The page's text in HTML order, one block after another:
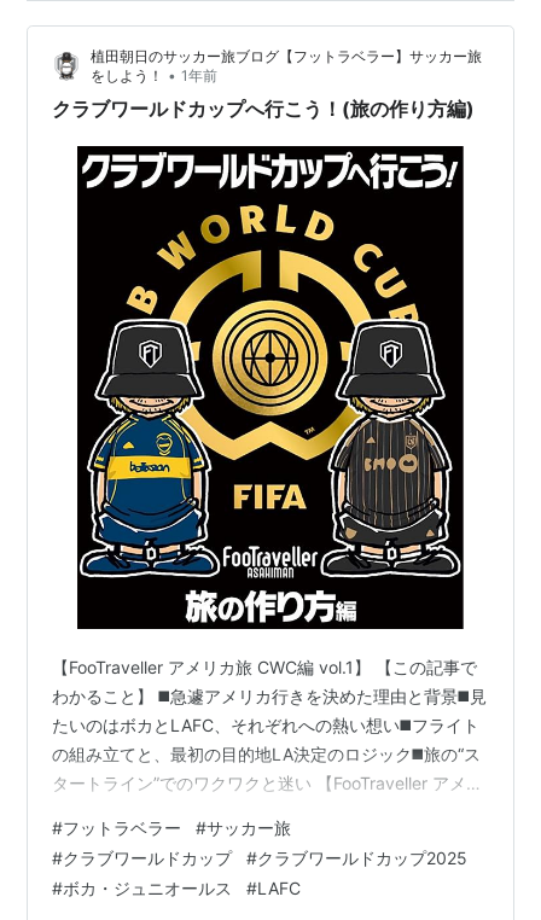
植田朝日のサッカー旅ブログ【フットラベラー】サッカー旅
をしよう！
• 1年前
クラブワールドカップへ行こう！(旅の作り方編)
【FooTraveller アメリカ旅 CWC編 vol.1】 【この記事で
わかること】 ◼️急遽アメリカ行きを決めた理由と背景◼️見
たいのはボカとLAFC、それぞれへの熱い想い◼️フライト
の組み立てと、最初の目的地LA決定のロジック◼️旅の“ス
タートライン”でのワクワクと迷い 【FooTraveller アメリ
◆ボカとLAFCが見たい ◆ボカ・ジュニアーズ ◆LAFC
◆フライトを確保せよ ◆マイアミは遠い、そして高い ◆
アトランタはアクセス良好、でも… ◆LAでメキシコを見
#フットラベラー #サッカー旅
#クラブワールドカップ #クラブワールドカップ2025
#ボカ・ジュニオールス #LAFC